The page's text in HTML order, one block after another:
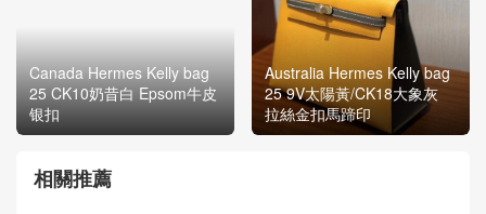
Canada Hermes Kelly bag
25 CK10奶昔白 Epsom牛皮
银扣
Australia Hermes Kelly bag
25 9V太陽黃/CK18大象灰
拉絲金扣馬蹄印
相關推薦